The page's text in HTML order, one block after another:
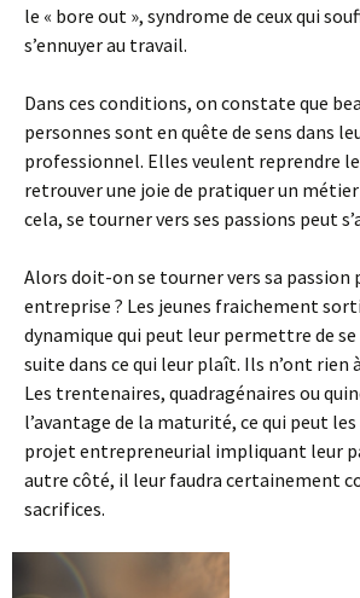
le « bore out », syndrome de ceux qui
s’ennuyer au travail.
Dans ces conditions, on constate que
personnes sont en quête de sens dans
professionnel. Elles veulent reprendre
retrouver une joie de pratiquer un
cela, se tourner vers ses passions peut
Alors doit-on se tourner vers sa passion
entreprise ? Les jeunes fraichement
dynamique qui peut leur permettre de
suite dans ce qui leur plaît. Ils n’ont rien
Les trentenaires, quadragénaires ou
l’avantage de la maturité, ce qui peut les
projet entrepreneurial impliquant leur
autre côté, il leur faudra certainement
sacrifices.